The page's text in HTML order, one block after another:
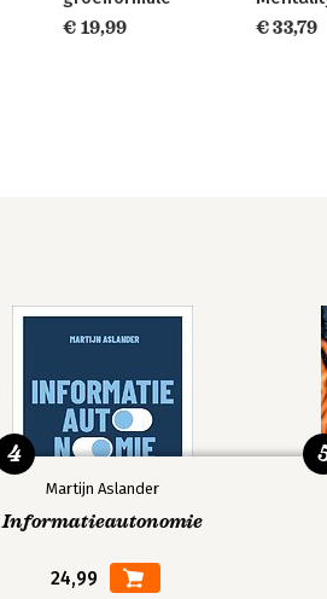
€ 19,99
€ 33,79
Martijn Aslander
Informatieautonomie
24,99
4